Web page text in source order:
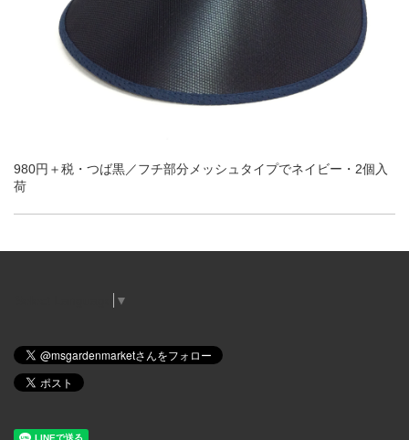
980円＋税・つば黒／フチ部分メッシュタイプでネイビー・2個入
荷
▼